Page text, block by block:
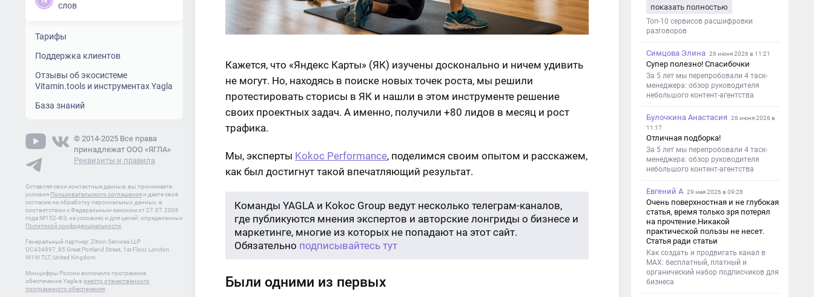
Кажется, что «Яндекс Карты» (ЯК) изучены досконально и ничем удивить
не могут. Но, находясь в поиске новых точек роста, мы решили
протестировать сторисы в ЯК и нашли в этом инструменте решение
своих проектных задач. А именно, получили +80 лидов в месяц и рост
трафика.
Мы, эксперты Kokoc Performance, поделимся своим опытом и расскажем,
как был достигнут такой впечатляющий результат.
Команды YAGLA и Kokoc Group ведут несколько телеграм-каналов,
где публикуются мнения экспертов и авторские лонгриды о бизнесе и
маркетинге, многие из которых не попадают на этот сайт.
Обязательно подписывайтесь тут
Были одними из первых
слов
Тарифы
Поддержка клиентов
Отзывы об экосистеме
Vitamin.tools и инструментах Yagla
База знаний
© 2014-2025 Все права
принадлежат ООО «ЯГЛА»
Реквизиты и правила
Оставляя свои контактные данные, вы принимаете
условия Пользовательского соглашения и даете своё
согласие на обработку персональных данных, в
соответствии с Федеральным законом от 27.07.2006
года №152-ФЗ, на условиях и для целей, определенных
Политикой конфиденциальности
Генеральный партнер: Zitron Services LLP
OC434997, 85 Great Portland Street, 1st Floor, London
W1W 7LT, United Kingdom
Минцифры России включило програмное
обеспечение Yagla в реестр отечественного
программного обеспечения
хорошо переводит. Мало
редактировать по итогу. Советую.
показать полностью
Топ-10 сервисов расшифровки
разговоров
Симцова Элина 26 июня 2026 в 11:21
Супер полезно! Спасибочки
За 5 лет мы перепробовали 4 таск-
менеджера: обзор руководителя
небольшого контент-агентства
Булочкина Анастасия
26 июня 2026 в
11:17
Отличная подборка!
За 5 лет мы перепробовали 4 таск-
менеджера: обзор руководителя
небольшого контент-агентства
Евгений А 29 мая 2026 в 09:28
Очень поверхностная и не глубокая
статья, время только зря потерял
на прочтение.Никакой
практической пользы не несет.
Статья ради статьи
Как создать и продвигать канал в
MAX: бесплатный, платный и
органический набор подписчиков для
бизнеса